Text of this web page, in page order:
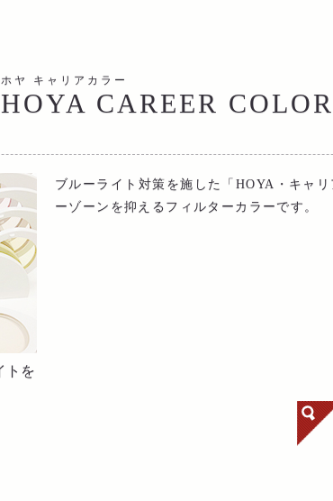
ホヤ キャリアカラー
HOYA CAREER COLOR
ブルーライト対策を施した「HOYA・キャ
ーゾーンを抑えるフィルターカラーです。